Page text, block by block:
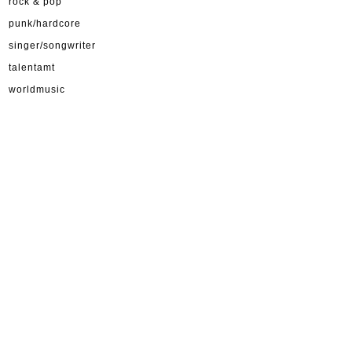
punk/hardcore
singer/songwriter
talentamt
worldmusic